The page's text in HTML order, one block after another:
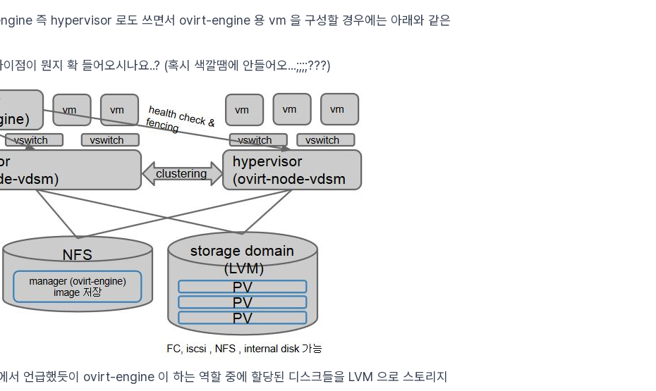
즉 hypervisor 로도 쓰면서 ovirt-engine 용 vm 을 구성할 경우에는 아래와 같은
점이 뭔지 확 들어오시나요..? (혹시 색깔땜에 안들어오...;;;;???)
서 언급했듯이 ovirt-engine 이 하는 역할 중에 할당된 디스크들을 LVM 으로 스토리지